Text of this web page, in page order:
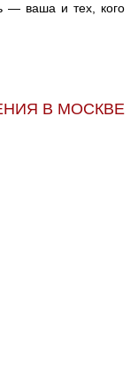
— ваша и тех, кого
В МОСКВЕ